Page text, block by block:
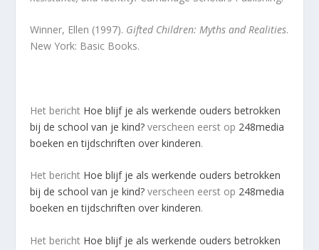
Winner, Ellen (1997). Gifted Children: Myths and Realities.
New York: Basic Books.
Het bericht Hoe blijf je als werkende ouders betrokken
bij de school van je kind? verscheen eerst op 248media
boeken en tijdschriften over kinderen.
Het bericht Hoe blijf je als werkende ouders betrokken
bij de school van je kind? verscheen eerst op 248media
boeken en tijdschriften over kinderen.
Het bericht Hoe blijf je als werkende ouders betrokken